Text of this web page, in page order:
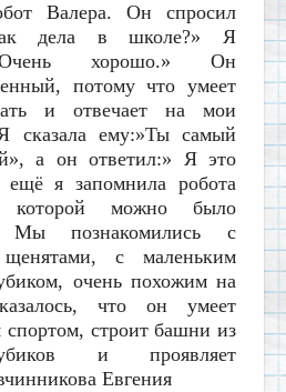
Валера. Он спросил
дела в школе?» Я
хорошо.» Он
потому что умеет
и отвечает на мои
сказала ему:»Ты самый
а он ответил:» Я это
я запомнила робота
можно было
Мы познакомились с
щенятами, с маленьким
очень похожим на
что он умеет
спортом, строит башни из
и проявляет
Евгения